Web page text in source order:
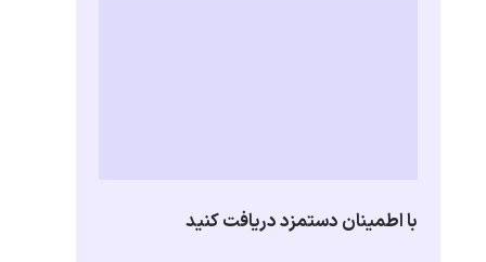
با اطمینان دستمزد دریافت کنید